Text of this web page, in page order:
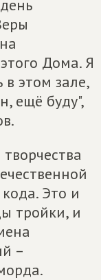
Дома. Я
в этом зале,
ещё буду",
Это и
тройки, и
–